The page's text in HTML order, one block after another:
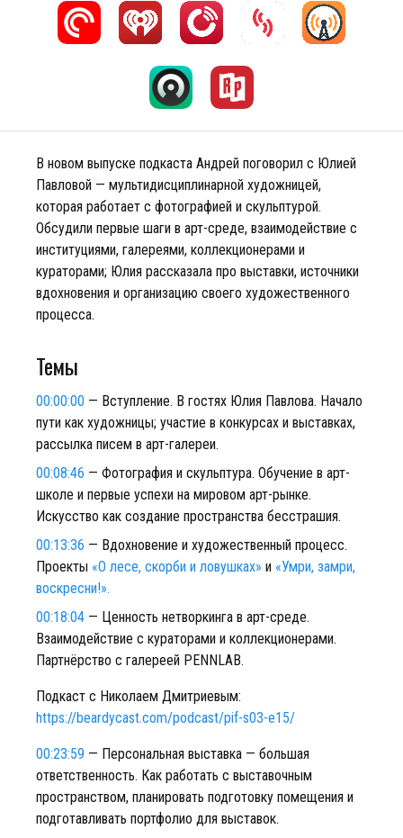
В новом выпуске подкаста Андрей поговорил с Юлией
Павловой — мультидисциплинарной художницей,
которая работает с фотографией и скульптурой.
Обсудили первые шаги в арт-среде, взаимодействие с
институциями, галереями, коллекционерами и
кураторами; Юлия рассказала про выставки, источники
вдохновения и организацию своего художественного
процесса.
Темы
00:00:00 — Вступление. В гостях Юлия Павлова. Начало
пути как художницы; участие в конкурсах и выставках,
рассылка писем в арт-галереи.
00:08:46 — Фотография и скульптура. Обучение в арт-
школе и первые успехи на мировом арт-рынке.
Искусство как создание пространства бесстрашия.
00:13:36 — Вдохновение и художественный процесс.
Проекты «О лесе, скорби и ловушках» и «Умри, замри,
воскресни!».
00:18:04 — Ценность нетворкинга в арт-среде.
Взаимодействие с кураторами и коллекционерами.
Партнёрство с галереей PENNLAB.
Подкаст с Николаем Дмитриевым:
https://beardycast.com/podcast/pif-s03-e15/
00:23:59 — Персональная выставка — большая
ответственность. Как работать с выставочным
пространством, планировать подготовку помещения и
подготавливать портфолио для выставок.